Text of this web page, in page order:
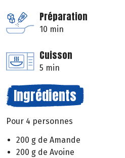
Préparation
10 min
Cuisson
5 min
Ingrédients
Pour 4 personnes
200 g de Amande
200 g de Avoine